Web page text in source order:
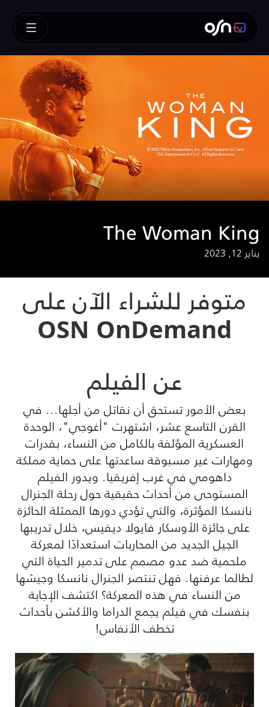
The Woman King
يناير 12, 2023
متوفر للشراء الآن على
OSN OnDemand
عن الفيلم
بعض الأمور تستحق أن نقاتل من أجلها... في
القرن التاسع عشر، اشتهرت "أغوجي"، الوحدة
العسكرية المؤلفة بالكامل من النساء، بقدرات
ومهارات غير مسبوقة ساعدتها على حماية مملكة
داهومي في غرب إفريقيا. ويدور الفيلم
المستوحى من أحداث حقيقية حول رحلة الجنرال
نانسكا المؤثرة، والتي تؤدي دورها الممثلة الحائزة
على جائزة الأوسكار فايولا ديفيس، خلال تدريبها
الجيل الجديد من المحاربات استعدادًا لمعركة
ملحمية ضد عدو مصمم على تدمير الحياة التي
لطالما عرفنها. فهل تنتصر الجنرال نانسكا وجيشها
من النساء في هذه المعركة؟ اكتشف الإجابة
بنفسك في فيلم يجمع الدراما والأكشن بأحداث
تخطف الأنفاس!